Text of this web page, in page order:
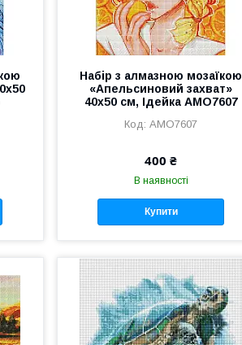
Набір з алмазною мозаїкою
«Апельсиновий захват»
40х50 см, Ідейка AMO7607
AMO7607
400 ₴
В наявності
Купити